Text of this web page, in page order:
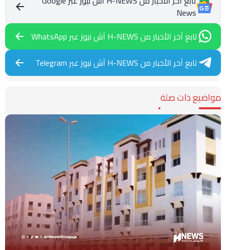
News
تابع آخر الأخبار من H-NEWS آش نيوز عبر WhatsApp
تابع آخر الأخبار من H-NEWS آش نيوز عبر Telegram
مواضيع ذات صلة